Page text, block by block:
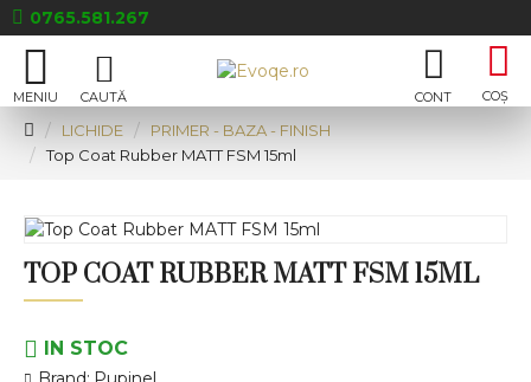
0765.581.267
LICHIDE
PRIMER - BAZA - FINISH
Top Coat Rubber MATT FSM 15ml
TOP COAT RUBBER MATT FSM 15ML
IN STOC